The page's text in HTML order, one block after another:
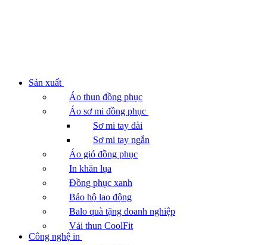
Sản xuất
Áo thun đồng phục
Áo sơ mi đồng phục
Sơ mi tay dài
Sơ mi tay ngắn
Áo gió đồng phục
In khăn lụa
Đồng phục xanh
Bảo hộ lao động
Balo quà tặng doanh nghiệp
Vải thun CoolFit
Công nghệ in